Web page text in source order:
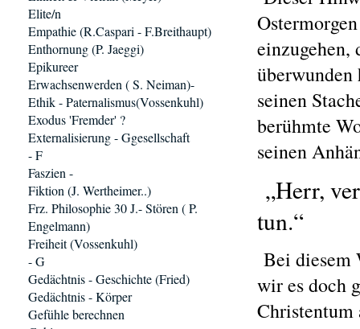
einzugehen,
seinen
berühmte
seinen
„Herr,
tun.“
Bei diesem
wir es doch
Christentum
Elite/n
Empathie (R.Caspari - F.Breithaupt)
Enthornung (P. Jaeggi)
Epikureer
Erwachsenwerden ( S. Neiman)-
Ethik - Paternalismus(Vossenkuhl)
Exodus 'Fremder' ?
Externalisierung - Ggesellschaft
- F
Faszien -
Fiktion (J. Wertheimer..)
Frz. Philosophie 30 J.- Stören ( P.
Engelmann)
Freiheit (Vossenkuhl)
- G
Gedächtnis - Geschichte (Fried)
Gedächtnis - Körper
Gefühle berechnen